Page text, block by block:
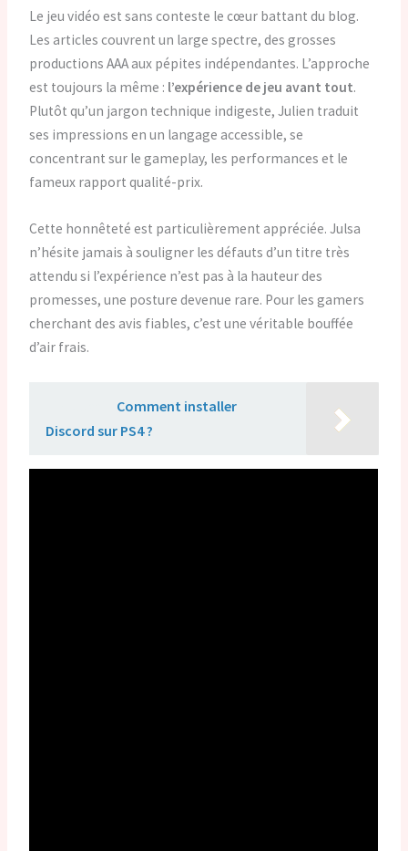
Le jeu vidéo est sans conteste le cœur battant du blog.
Les articles couvrent un large spectre, des grosses
productions AAA aux pépites indépendantes. L’approche
est toujours la même : l’expérience de jeu avant tout.
Plutôt qu’un jargon technique indigeste, Julien traduit
ses impressions en un langage accessible, se
concentrant sur le gameplay, les performances et le
fameux rapport qualité-prix.
Cette honnêteté est particulièrement appréciée. Julsa
n’hésite jamais à souligner les défauts d’un titre très
attendu si l’expérience n’est pas à la hauteur des
promesses, une posture devenue rare. Pour les gamers
cherchant des avis fiables, c’est une véritable bouffée
d’air frais.
Comment installer
Discord sur PS4 ?